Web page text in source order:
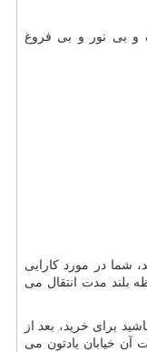
و بی نور و بی فروغ
شما در مورد کارایی
بلند مدت انتقال می
برای خرید، بعد از
آن خیابان یادتون می